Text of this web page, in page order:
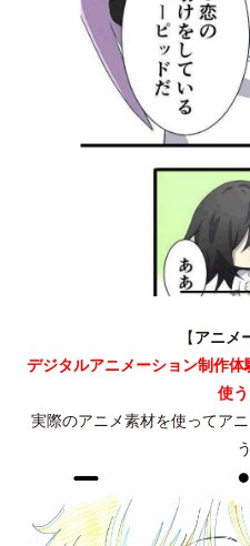
【アニメ
デジタルアニメーション制作
使う
実際のアニメ素材を使ってア